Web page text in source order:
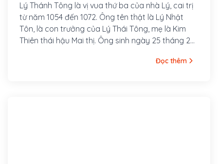
Lý Thánh Tông là vị vua thứ ba của nhà Lý, cai trị
từ năm 1054 đến 1072. Ông tên thật là Lý Nhật
Tôn, là con trưởng của Lý Thái Tông, mẹ là Kim
Thiên thái hậu Mai thị. Ông sinh ngày 25 tháng 2
tháng 3 năm 1023) tại cung Long Đức, triều Lý
Đọc thêm